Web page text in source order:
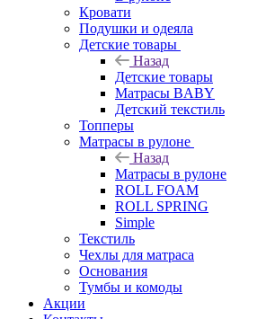
Кровати
Подушки и одеяла
Детские товары
Назад
Детские товары
Матрасы BABY
Детский текстиль
Топперы
Матрасы в рулоне
Назад
Матрасы в рулоне
ROLL FOAM
ROLL SPRING
Simple
Текстиль
Чехлы для матраса
Основания
Тумбы и комоды
Акции